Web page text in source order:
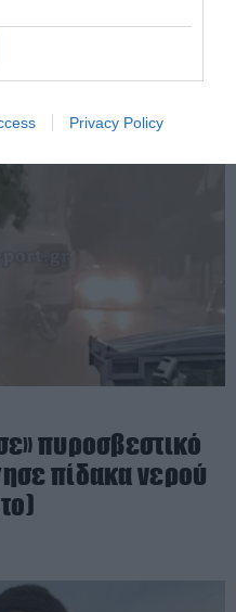
Privacy Policy
για την υποβολή
πυροσβεστικό
πίδακα νερού